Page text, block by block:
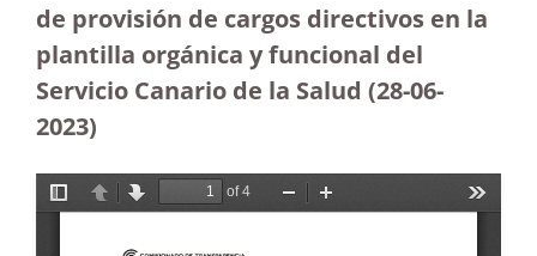
de provisión de cargos directivos en la
plantilla orgánica y funcional del
Servicio Canario de la Salud (28-06-
2023)